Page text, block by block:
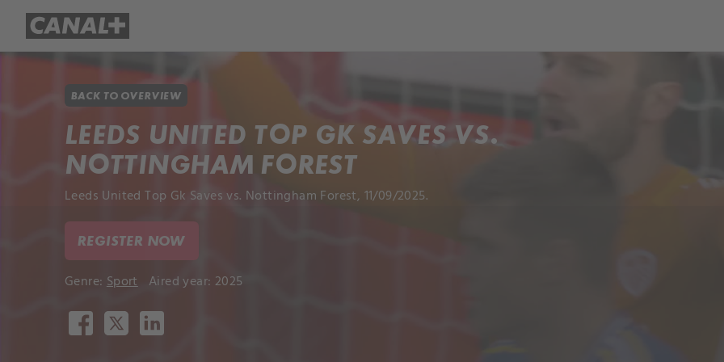
BACK TO OVERVIEW
LEEDS UNITED TOP GK SAVES VS.
NOTTINGHAM FOREST
Leeds United Top Gk Saves vs. Nottingham Forest, 11/09/2025.
REGISTER NOW
Genre: Sport Aired year: 2025